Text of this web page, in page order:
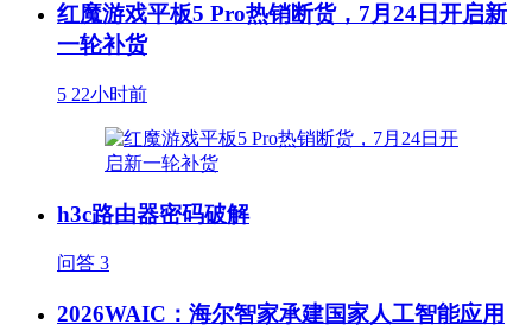
红魔游戏平板5 Pro热销断货，7月24日开启新
一轮补货
5 22小时前
h3c路由器密码破解
问答 3
2026WAIC：海尔智家承建国家人工智能应用